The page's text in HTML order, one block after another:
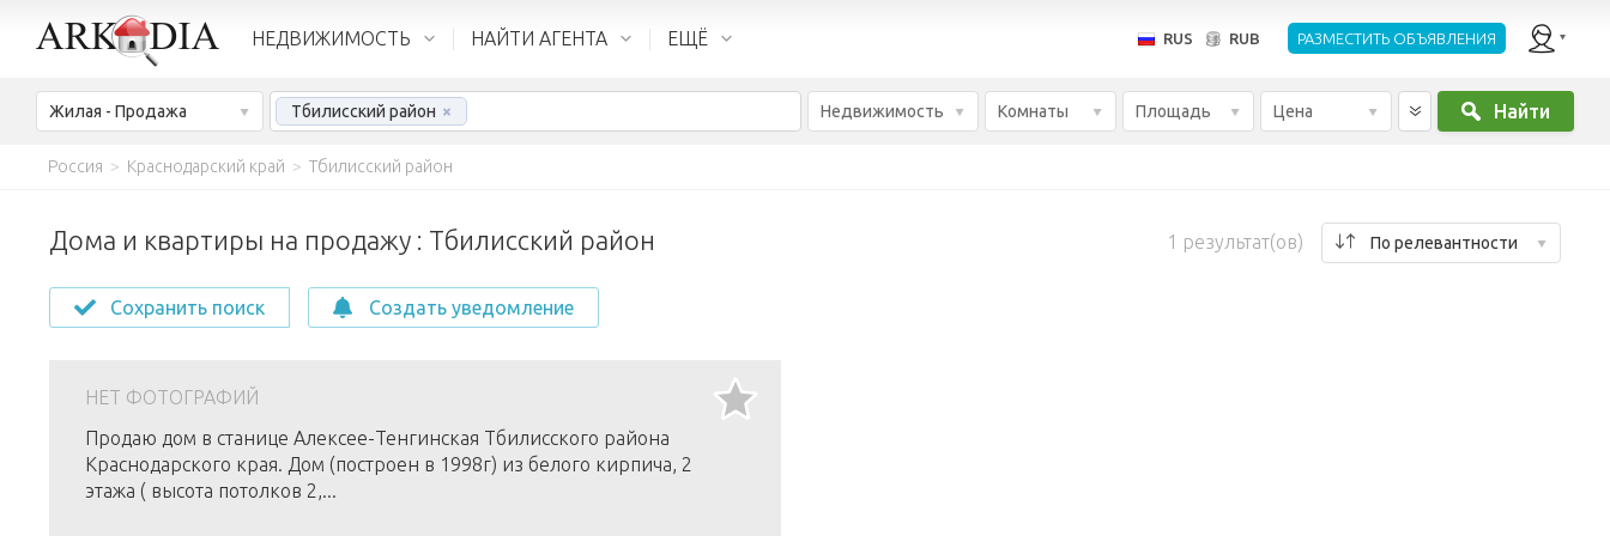
НЕДВИЖИМОСТЬ НАЙТИ АГЕНТА ЕЩЁ RUS RUB РАЗМЕСТИТЬ ОБЪЯВЛЕНИЯ
Жилая - Продажа Тбилисский район × Недвижимость Комнаты Площадь Цена Найти
Россия > Краснодарский край > Тбилисский район
Дома и квартиры на продажу : Тбилисский район 1 результат(ов) По релевантности
Сохранить поиск Создать уведомление
НЕТ ФОТОГРАФИЙ
Продаю дом в станице Алексее-Тенгинская Тбилисского района
Краснодарского края. Дом (построен в 1998г) из белого кирпича, 2
этажа ( высота потолков 2,...